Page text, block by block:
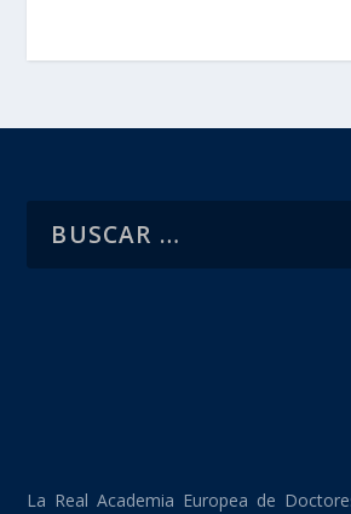
La Real Academia Europea de